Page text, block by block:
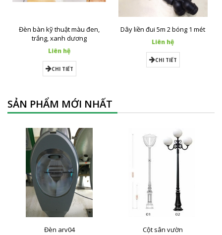
Đèn bàn kỹ thuật màu đen,
trắng, xanh dương
Liên hệ
CHI TIẾT
Dây liền đui 5m 2 bóng 1 mét
Liên hệ
CHI TIẾT
SẢN PHẨM MỚI NHẤT
Đèn arv04 Cột sân vườn